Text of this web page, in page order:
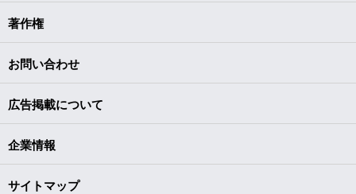
著作権
お問い合わせ
広告掲載について
企業情報
サイトマップ